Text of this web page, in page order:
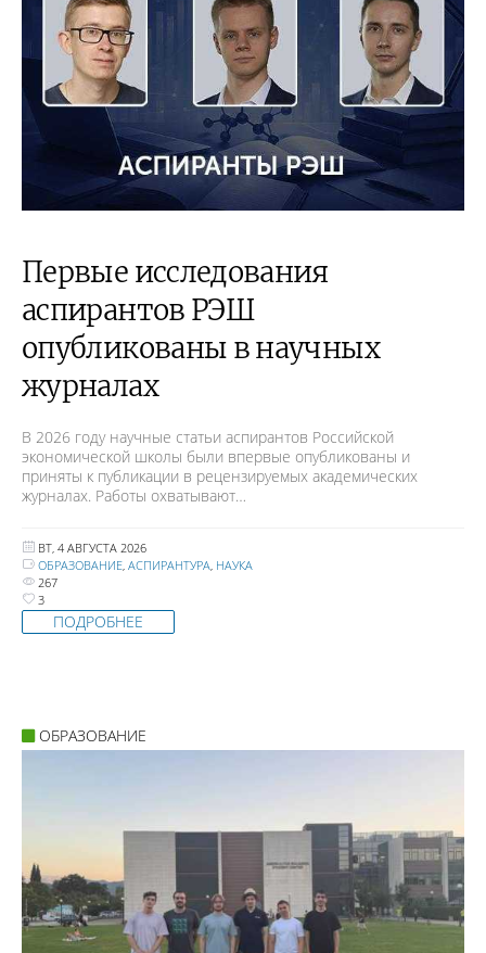
Первые исследования
аспирантов РЭШ
опубликованы в научных
журналах
В 2026 году научные статьи аспирантов Российской
экономической школы были впервые опубликованы и
приняты к публикации в рецензируемых академических
журналах. Работы охватывают…
ВТ, 4 АВГУСТА 2026
ОБРАЗОВАНИЕ АСПИРАНТУРА НАУКА
267
3
ПОДРОБНЕЕ
ОБРАЗОВАНИЕ